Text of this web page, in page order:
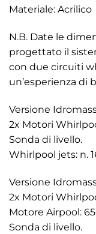
Materiale: Acrilico
N.B. Date le
progettato il
con due circuiti
un’esperienza di
Versione
2x Motori
Sonda di livello.
Whirlpool jets: n.
Versione
2x Motori
Motore Airpool:
Sonda di livello.